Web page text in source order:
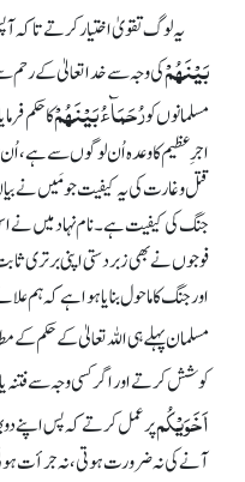
یہ لوگ تقویٰ اختیار کرتے تا
بَیْنَھُمْکی وجہ سے خدا تعالیٰ کے رحم
مسلمانوں کورُحَمَآءُ بَیْنَھُمْکا حکم
اجرِ عظیم کا وعدہ اُن لوگوں سے ہے،
قتل و غارت کی یہ کیفیت جو مَیں نے
جنگ کی کیفیت ہے۔ نام نہاد میں نے
فوجوں نے بھی زبردستی اپنی
اور جنگ کا ماحول بنایا ہوا ہے کہ
مسلمان پہلے ہی اللہ تعالیٰ کے حکم کے
کوشش کرتے اور اگر کسی وجہ سے فتنہ
اَخَوَیْکُمپر عمل کرتے کہ پس اپنے دو
آنے کی نہ ضرورت ہوتی، نہ جرأت